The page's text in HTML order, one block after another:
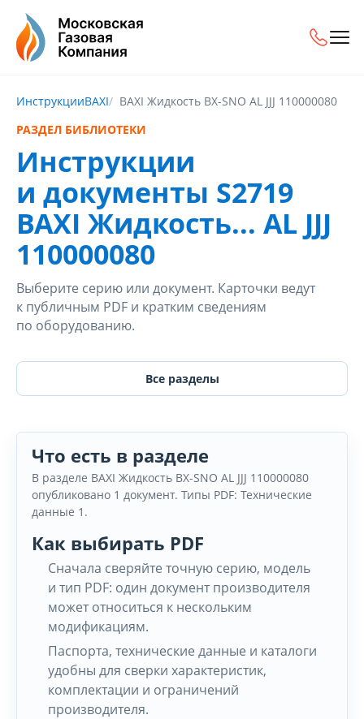
ИнструкцииBAXI
BAXI Жидкость BX-SNO AL JJJ 110000080
РАЗДЕЛ БИБЛИОТЕКИ
Инструкции
и документы S2719
BAXI Жидкость... AL JJJ
110000080
Выберите серию или документ. Карточки ведут
к публичным PDF и кратким сведениям
по оборудованию.
Все разделы
Что есть в разделе
В разделе BAXI Жидкость BX-SNO AL JJJ 110000080
опубликовано 1 документ. Типы PDF: Технические
данные 1.
Как выбирать PDF
Сначала сверяйте точную серию, модель
и тип PDF: один документ производителя
может относиться к нескольким
модификациям.
Паспорта, технические данные и каталоги
удобны для сверки характеристик,
комплектации и ограничений
производителя.